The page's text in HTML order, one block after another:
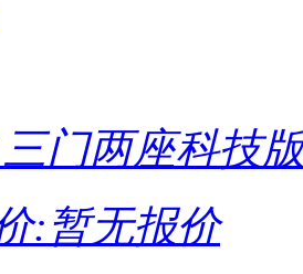
门两座科技
:暂无报价